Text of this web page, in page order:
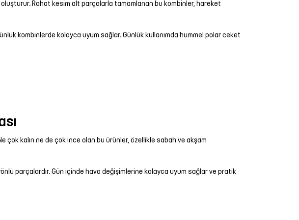
Rahat kesim alt parçalarla tamamlanan bu kombinler, hareket
kombinlerde kolayca uyum sağlar. Günlük kullanımda hummel polar ceket
çok kalın ne de çok ince olan bu ürünler, özellikle sabah ve akşam
parçalardır. Gün içinde hava değişimlerine kolayca uyum sağlar ve pratik